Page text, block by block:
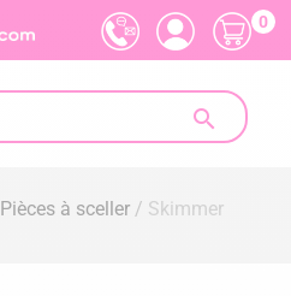

0
Pièces à sceller
Skimmer